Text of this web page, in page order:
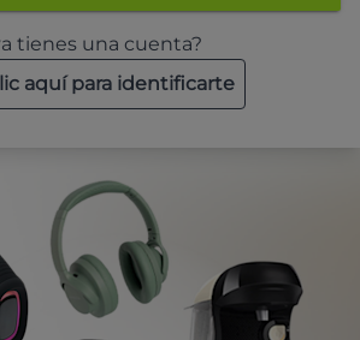
tienes una cuenta?
aquí para identificarte